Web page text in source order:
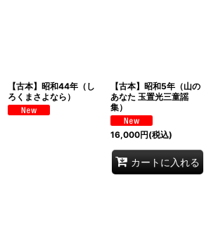
【古本】昭和44年（し
ろくまさよなら）
【古本】昭和5年（山の
あなた 玉置光三童謡
集）
16,000円(税込)
カートに入れる